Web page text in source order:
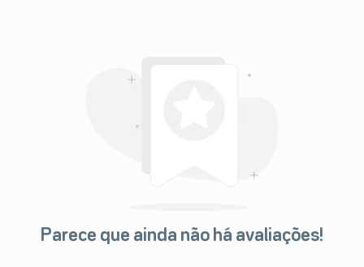
Parece que ainda não há avaliações!